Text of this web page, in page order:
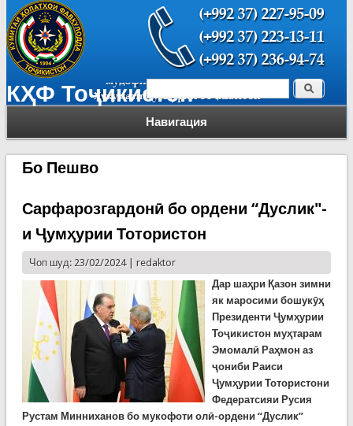
КҲФ Тоҷикистон
Навигация
Форма поиска Поиск
Бо Пешво
Сарфарозгардонӣ бо ордени “Дуслик"-
и Ҷумҳурии Тотористон
Чоп шуд: 23/02/2024 | redaktor
Дар шаҳри Қазон зимни
як маросими бошукӯҳ
Президенти Ҷумҳурии
Тоҷикистон муҳтарам
Эмомалӣ Раҳмон аз
ҷониби Раиси
Ҷумҳурии Тотористони
Федератсияи Русия
Рустам Минниханов бо мукофоти олӣ-ордени “Дуслик”